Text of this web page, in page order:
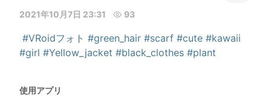
2021年10月7日 23:31 93
#VRoidフォト #green_hair #scarf #cute #kawaii
#girl #Yellow_jacket #black_clothes #plant
使用アプリ